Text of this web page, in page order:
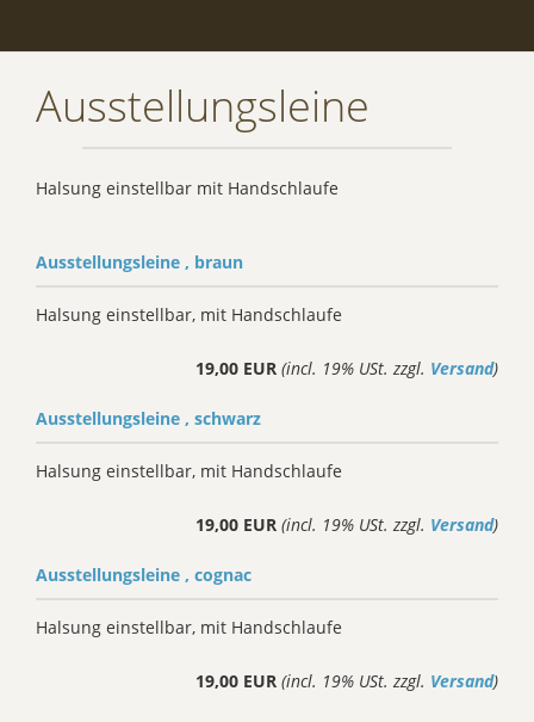
Ausstellungsleine
Halsung einstellbar mit Handschlaufe
Ausstellungsleine , braun
Halsung einstellbar, mit Handschlaufe
19,00 EUR (incl. 19% USt. zzgl. Versand)
Ausstellungsleine , schwarz
Halsung einstellbar, mit Handschlaufe
19,00 EUR (incl. 19% USt. zzgl. Versand)
Ausstellungsleine , cognac
Halsung einstellbar, mit Handschlaufe
19,00 EUR (incl. 19% USt. zzgl. Versand)